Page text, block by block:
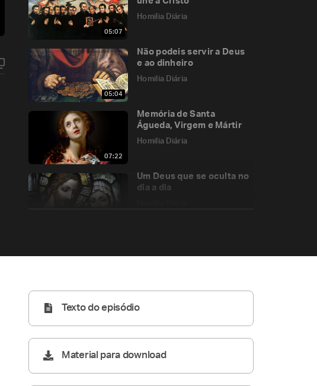
05:07
Homilia Diária
05:04
Não podeis servir a Deus
e ao dinheiro
Homilia Diária
07:22
Memória de Santa
Águeda, Virgem e Mártir
Homilia Diária
Um Deus que se oculta no
dia a dia
Texto do episódio
Material para download